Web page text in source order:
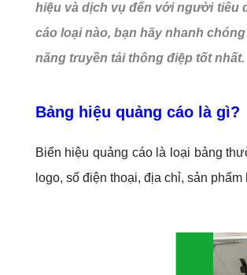
hiệu và dịch vụ đến với người tiêu
cáo loại nào, bạn hãy nhanh
năng truyền tải thông điệp tốt nhất.
Bảng hiệu quảng cáo là gì?
Biển hiệu quảng cáo là loại bảng
logo, số điện thoại, địa chỉ, sản